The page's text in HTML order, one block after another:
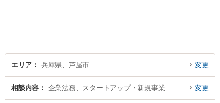
エリア 兵庫県、芦屋市 変更
相談内容 企業法務、スタートアップ・新規事業 変更